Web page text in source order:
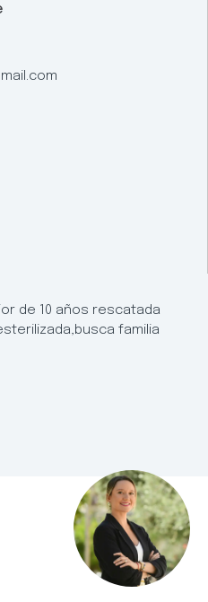
de 10 años rescatada
familia